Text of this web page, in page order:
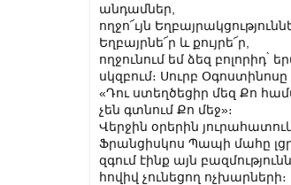
անդամներ,
ողջո՜ւյն
Եղբայրնե՜ր և քույրե՜ր,
ողջունում եմ ձեզ
սկզբում։ Սուրբ Օգոստինոսը
«Դու ստեղծեցիր մեզ Քո
չեն գտնում Քո մեջ»։
Վերջին օրերին
Ֆրանցիսկոս Պապի մահը
զգում էինք այն
հովիվ չունեցող ոչխարների։